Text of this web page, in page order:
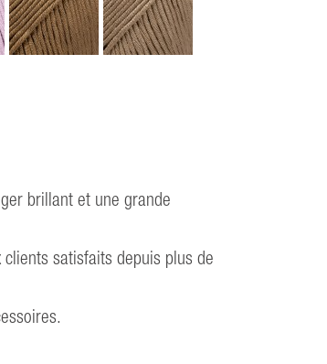
brillant et une grande
clients satisfaits depuis plus de